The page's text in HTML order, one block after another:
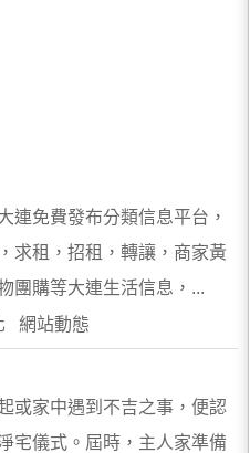
連免費發布分類信息平台，
求租，招租，轉讓，商家黃
團購等大連生活信息，...
網站動態
或家中遇到不吉之事，便認
宅儀式。屆時，主人家準備